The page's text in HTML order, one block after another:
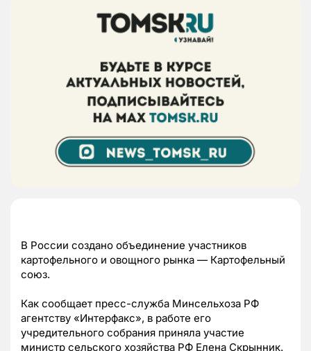
В России создано объединение участников
картофельного и овощного рынка — Картофельный
союз.
Как сообщает пресс-служба Минсельхоза РФ
агентству «Интерфакс», в работе его
учредительного собрания приняла участие
министр сельского хозяйства РФ Елена Скрынник.